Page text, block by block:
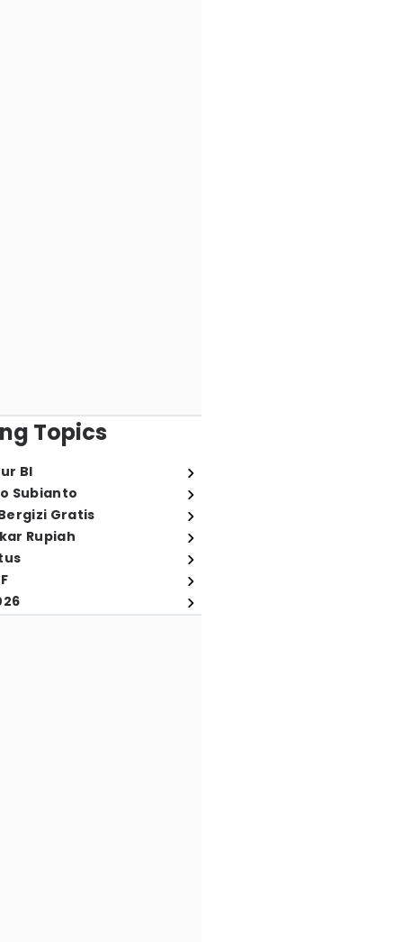
Topics
BI
Subianto
Gratis
Rupiah